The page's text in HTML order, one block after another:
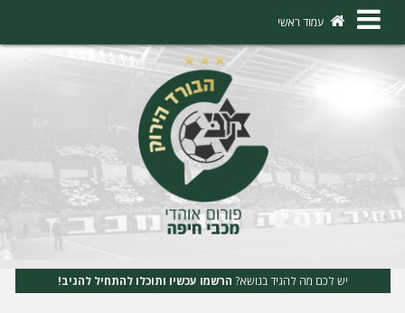
×
ו
עמוד ראשי
יש לכם מה להגיד בנושא? הרשמו עכשיו ותוכלו להתחיל להגיב!